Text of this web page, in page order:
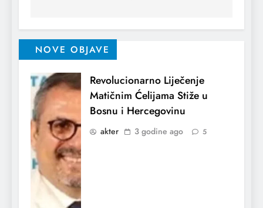
NOVE OBJAVE
Revolucionarno Liječenje
Matičnim Ćelijama Stiže u
Bosnu i Hercegovinu
akter 3 godine ago 5